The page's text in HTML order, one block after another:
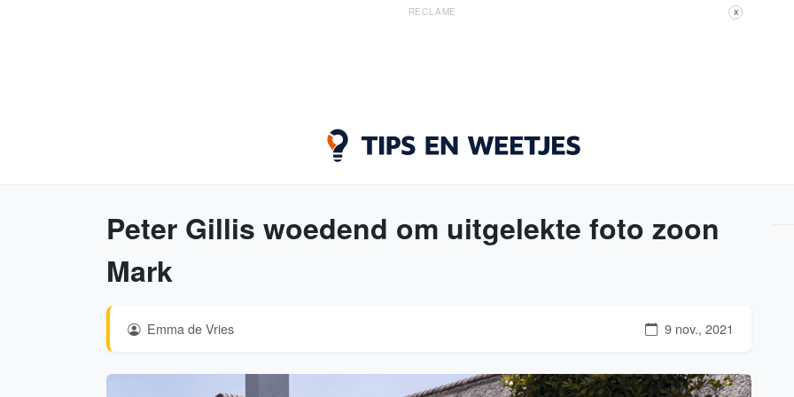
RECLAME X
Peter Gillis woedend om uitgelekte foto zoon
Mark
Emma de Vries 9 nov., 2021